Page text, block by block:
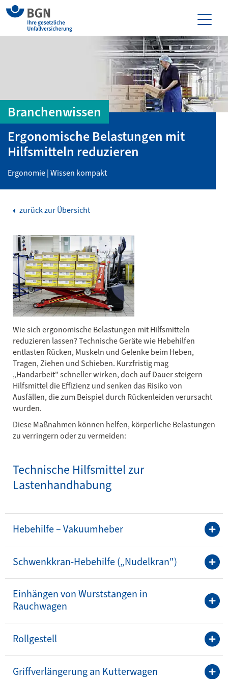
Branchenwissen
Ergonomische Belastungen mit
Hilfsmitteln reduzieren
Ergonomie | Wissen kompakt
zurück zur Übersicht
Wie sich ergonomische Belastungen mit Hilfsmitteln
reduzieren lassen? Technische Geräte wie Hebehilfen
entlasten Rücken, Muskeln und Gelenke beim Heben,
Tragen, Ziehen und Schieben. Kurzfristig mag
„Handarbeit" schneller wirken, doch auf Dauer steigern
Hilfsmittel die Effizienz und senken das Risiko von
Ausfällen, die zum Beispiel durch Rückenleiden verursacht
wurden.
Diese Maßnahmen können helfen, körperliche Belastungen
zu verringern oder zu vermeiden:
Technische Hilfsmittel zur
Lastenhandhabung
Hebehilfe – Vakuumheber
Schwenkkran-Hebehilfe („Nudelkran")
Einhängen von Wurststangen in
Rauchwagen
Rollgestell
Griffverlängerung an Kutterwagen